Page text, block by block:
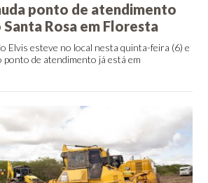
ponto de atendimento
Santa Rosa em Floresta
Elvis esteve no local nesta quinta-feira (6) e
de atendimento já está em